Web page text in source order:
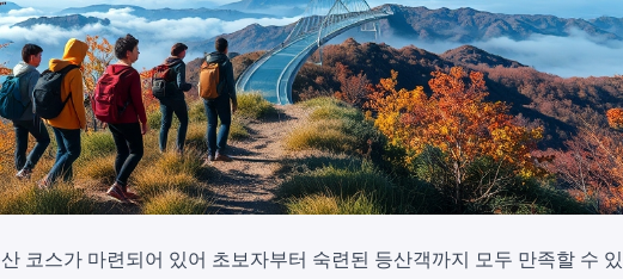
코스가 마련되어 있어 초보자부터 숙련된 등산객까지 모두 만족할 수 있